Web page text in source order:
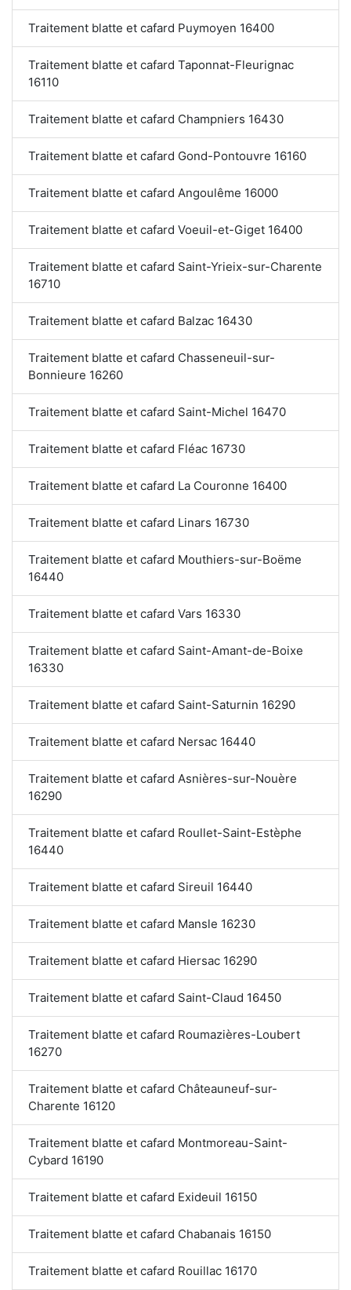
Traitement blatte et cafard Puymoyen 16400
Traitement blatte et cafard Taponnat-Fleurignac
16110
Traitement blatte et cafard Champniers 16430
Traitement blatte et cafard Gond-Pontouvre 16160
Traitement blatte et cafard Angoulême 16000
Traitement blatte et cafard Voeuil-et-Giget 16400
Traitement blatte et cafard Saint-Yrieix-sur-Charente
16710
Traitement blatte et cafard Balzac 16430
Traitement blatte et cafard Chasseneuil-sur-
Bonnieure 16260
Traitement blatte et cafard Saint-Michel 16470
Traitement blatte et cafard Fléac 16730
Traitement blatte et cafard La Couronne 16400
Traitement blatte et cafard Linars 16730
Traitement blatte et cafard Mouthiers-sur-Boëme
16440
Traitement blatte et cafard Vars 16330
Traitement blatte et cafard Saint-Amant-de-Boixe
16330
Traitement blatte et cafard Saint-Saturnin 16290
Traitement blatte et cafard Nersac 16440
Traitement blatte et cafard Asnières-sur-Nouère
16290
Traitement blatte et cafard Roullet-Saint-Estèphe
16440
Traitement blatte et cafard Sireuil 16440
Traitement blatte et cafard Mansle 16230
Traitement blatte et cafard Hiersac 16290
Traitement blatte et cafard Saint-Claud 16450
Traitement blatte et cafard Roumazières-Loubert
16270
Traitement blatte et cafard Châteauneuf-sur-
Charente 16120
Traitement blatte et cafard Montmoreau-Saint-
Cybard 16190
Traitement blatte et cafard Exideuil 16150
Traitement blatte et cafard Chabanais 16150
Traitement blatte et cafard Rouillac 16170